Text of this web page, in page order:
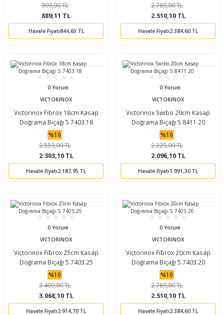
999,00 TL
889,11 TL
Havale Fiyatı844,65 TL
2.789,00 TL
2.510,10 TL
Havale Fiyatı2.384,60 TL
0 Yorum
VICTORINOX
Victorinox Fibrox 18cm Kasap
Doğrama Bıçağı 5.7403.18
%10
2.559,00 TL
2.303,10 TL
Havale Fiyatı2.187,95 TL
0 Yorum
VICTORINOX
Victorinox Swibo 20cm Kasap
Doğrama Bıçağı 5.8411.20
%10
2.329,00 TL
2.096,10 TL
Havale Fiyatı1.991,30 TL
0 Yorum
VICTORINOX
Victorinox Fibrox 25cm Kasap
Doğrama Bıçağı 5.7403.25
%10
3.409,00 TL
3.068,10 TL
Havale Fiyatı2.914,70 TL
0 Yorum
VICTORINOX
Victorinox Fibrox 20cm Kasap
Doğrama Bıçağı 5.7403.20
%10
2.789,00 TL
2.510,10 TL
Havale Fiyatı2.384,60 TL